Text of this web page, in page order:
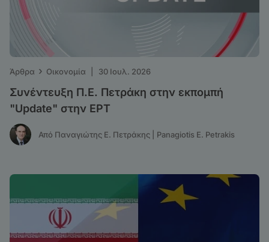
Άρθρα › Οικονομία 30 Ιουλ. 2026
Συνέντευξη Π.Ε. Πετράκη στην εκπομπή
"Update" στην ΕΡΤ
Από Παναγιώτης Ε. Πετράκης | Panagiotis E. Petrakis